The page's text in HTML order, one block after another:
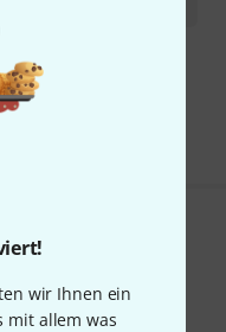
wir Ihnen ein
mit allem was
29 €
sehen?
& Feedback